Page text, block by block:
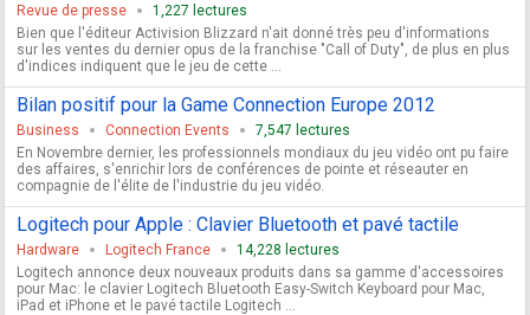
Revue de presse
1,227 lectures
Bien que l'éditeur Activision Blizzard n'ait donné très peu d'informations
sur les ventes du dernier opus de la franchise "Call of Duty", de plus en plus
d'indices indiquent que le jeu de cette ...
Bilan positif pour la Game Connection Europe 2012
Business Connection Events
7,547 lectures
En Novembre dernier, les professionnels mondiaux du jeu vidéo ont pu faire
des affaires, s'enrichir lors de conférences de pointe et réseauter en
compagnie de l'élite de l'industrie du jeu vidéo.
Logitech pour Apple : Clavier Bluetooth et pavé tactile
Hardware Logitech France
14,228 lectures
Logitech annonce deux nouveaux produits dans sa gamme d'accessoires
pour Mac: le clavier Logitech Bluetooth Easy-Switch Keyboard pour Mac,
iPad et iPhone et le pavé tactile Logitech ...